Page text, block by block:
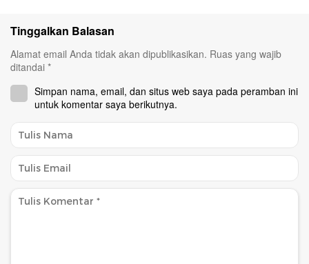
Tinggalkan Balasan
Alamat email Anda tidak akan dipublikasikan. Ruas yang wajib
ditandai *
Simpan nama, email, dan situs web saya pada peramban ini
untuk komentar saya berikutnya.